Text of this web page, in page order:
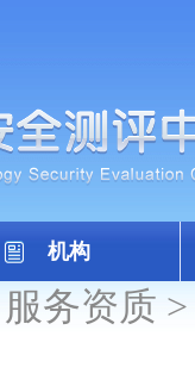
机构
服务资质